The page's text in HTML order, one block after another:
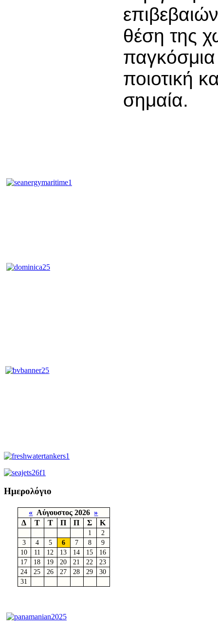
θέση της
παγκόσμια
ποιοτική
σημαία.
Ημερολόγιο
« Αύγουστος 2026»
Δ
Τ Τ Π Π Σ Κ
1
2
3
4 5 6 7 8
9
10
11 12 13 14 15
16
17
18 19 20 21 22
23
24
25 26 27 28 29
30
31